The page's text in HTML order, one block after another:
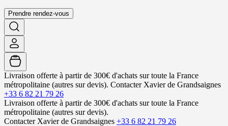
Prendre rendez-vous
Livraison offerte à partir de 300€ d'achats sur toute la France
métropolitaine (autres sur devis). Contacter Xavier de Grandsaignes
+33 6 82 21 79 26
Livraison offerte à partir de 300€ d'achats sur toute la France
métropolitaine (autres sur devis).
Contacter Xavier de Grandsaignes +33 6 82 21 79 26